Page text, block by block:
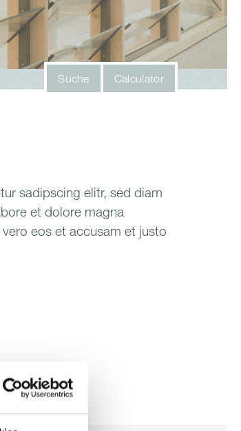
Suche Calculator
sadipscing elitr, sed diam
et dolore magna
eos et accusam et justo